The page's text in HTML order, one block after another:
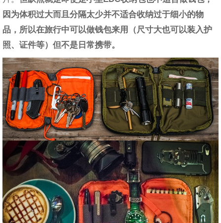
因为体积过大而且分隔太少并不适合收纳过于细小的物
品，所以在旅行中可以做钱包来用（尺寸大也可以装入护
照、证件等）但不是日常携带。